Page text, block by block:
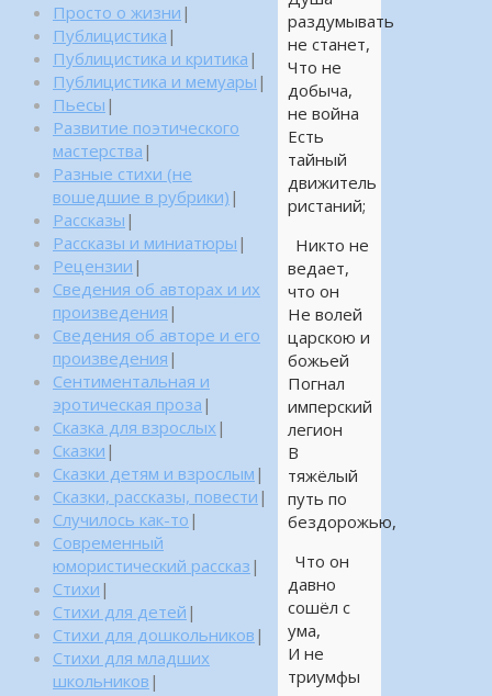
раздумывать
не станет,
Что не
добыча,
не война
Есть
тайный
движитель
ристаний;
Никто не
ведает,
что он
Не волей
царскою и
божьей
Погнал
имперский
легион
В
тяжёлый
путь по
бездорожью,
Что он
давно
сошёл с
ума,
И не
триумфы
Просто о жизни |
Публицистика |
Публицистика и критика |
Публицистика и мемуары |
Пьесы |
Развитие поэтического
мастерства |
Разные стихи (не
вошедшие в рубрики) |
Рассказы |
Рассказы и миниатюры |
Рецензии |
Сведения об авторах и их
произведения |
Сведения об авторе и его
произведения |
Сентиментальная и
эротическая проза |
Сказка для взрослых |
Сказки |
Сказки детям и взрослым |
Сказки, рассказы, повести |
Случилось как-то |
Современный
юмористический рассказ |
Стихи |
Стихи для детей |
Стихи для дошкольников |
Стихи для младших
школьников |